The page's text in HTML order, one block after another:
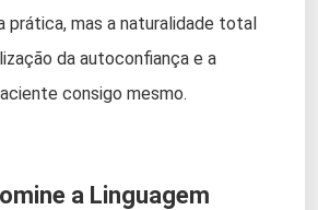
prática, mas a naturalidade total
da autoconfiança e a
consigo mesmo.
a Linguagem